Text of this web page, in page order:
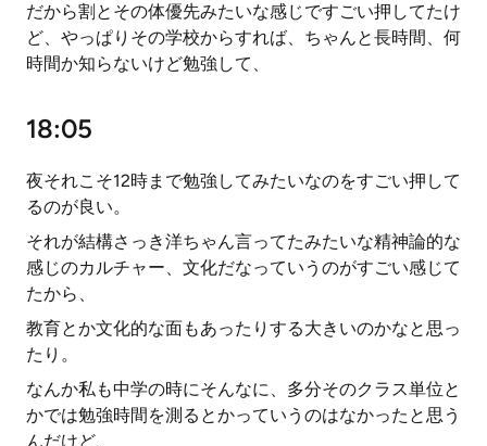
だから割とその体優先みたいな感じですごい押してたけ
ど、やっぱりその学校からすれば、ちゃんと長時間、何
時間か知らないけど勉強して、
18:05
夜それこそ12時まで勉強してみたいなのをすごい押して
るのが良い。
それが結構さっき洋ちゃん言ってたみたいな精神論的な
感じのカルチャー、文化だなっていうのがすごい感じて
たから、
教育とか文化的な面もあったりする大きいのかなと思っ
たり。
なんか私も中学の時にそんなに、多分そのクラス単位と
かでは勉強時間を測るとかっていうのはなかったと思う
んだけど、